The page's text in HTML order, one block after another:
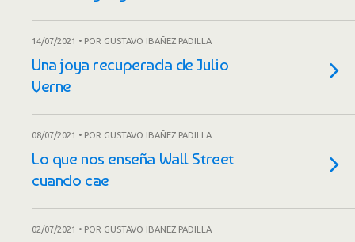
14/07/2021 • POR GUSTAVO IBAÑEZ PADILLA
Una joya recuperada de Julio
Verne
08/07/2021 • POR GUSTAVO IBAÑEZ PADILLA
Lo que nos enseña Wall Street
cuando cae
02/07/2021 • POR GUSTAVO IBAÑEZ PADILLA